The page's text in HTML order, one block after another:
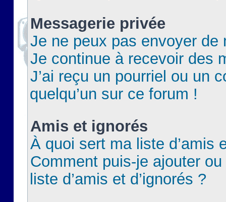
Messagerie privée
Je ne peux pas envoyer de
Je continue à recevoir des
J’ai reçu un pourriel ou un
quelqu’un sur ce forum !
Amis et ignorés
À quoi sert ma liste d’amis
Comment puis-je ajouter
liste d’amis et d’ignorés ?